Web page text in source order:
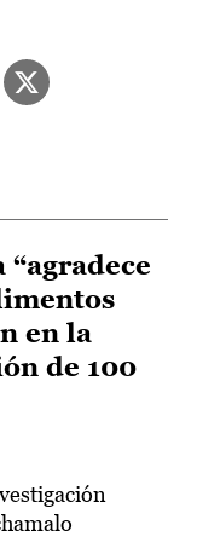
en la
de 100